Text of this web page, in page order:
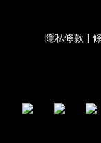
隱私條款 |